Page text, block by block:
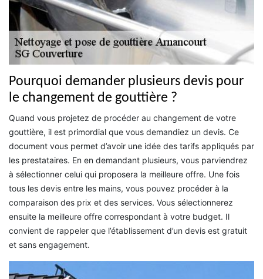
Pourquoi demander plusieurs devis pour
le changement de gouttière ?
Quand vous projetez de procéder au changement de votre
gouttière, il est primordial que vous demandiez un devis. Ce
document vous permet d’avoir une idée des tarifs appliqués par
les prestataires. En en demandant plusieurs, vous parviendrez
à sélectionner celui qui proposera la meilleure offre. Une fois
tous les devis entre les mains, vous pouvez procéder à la
comparaison des prix et des services. Vous sélectionnerez
ensuite la meilleure offre correspondant à votre budget. Il
convient de rappeler que l’établissement d’un devis est gratuit
et sans engagement.